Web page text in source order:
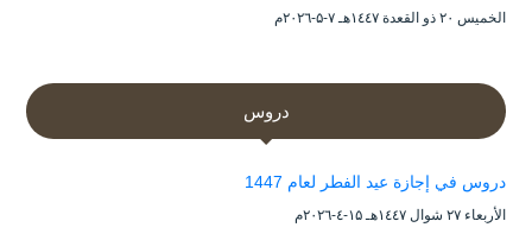
الخميس ۲۰ ذو القعدة ۱٤٤۷هـ ۷-۵-۲۰۲٦م
دروس
دروس في إجازة عيد الفطر لعام 1447
الأربعاء ۲۷ شوال ۱٤٤۷هـ ۱۵-٤-۲۰۲٦م